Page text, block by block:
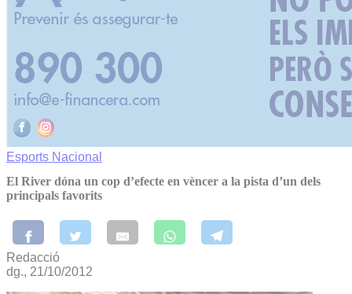
Esports Nacional
El River dóna un cop d’efecte en vèncer a la pista d’un dels
principals favorits
Redacció
dg., 21/10/2012